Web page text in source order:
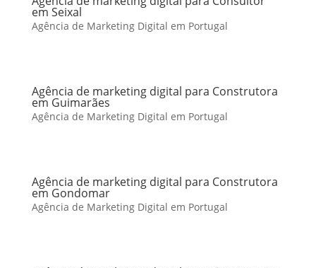
em Seixal
Agência de Marketing Digital em Portugal
Agência de marketing digital para Construtora
em Guimarães
Agência de Marketing Digital em Portugal
Agência de marketing digital para Construtora
em Gondomar
Agência de Marketing Digital em Portugal